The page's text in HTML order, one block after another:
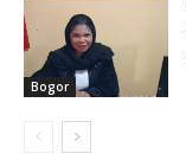
Bogor